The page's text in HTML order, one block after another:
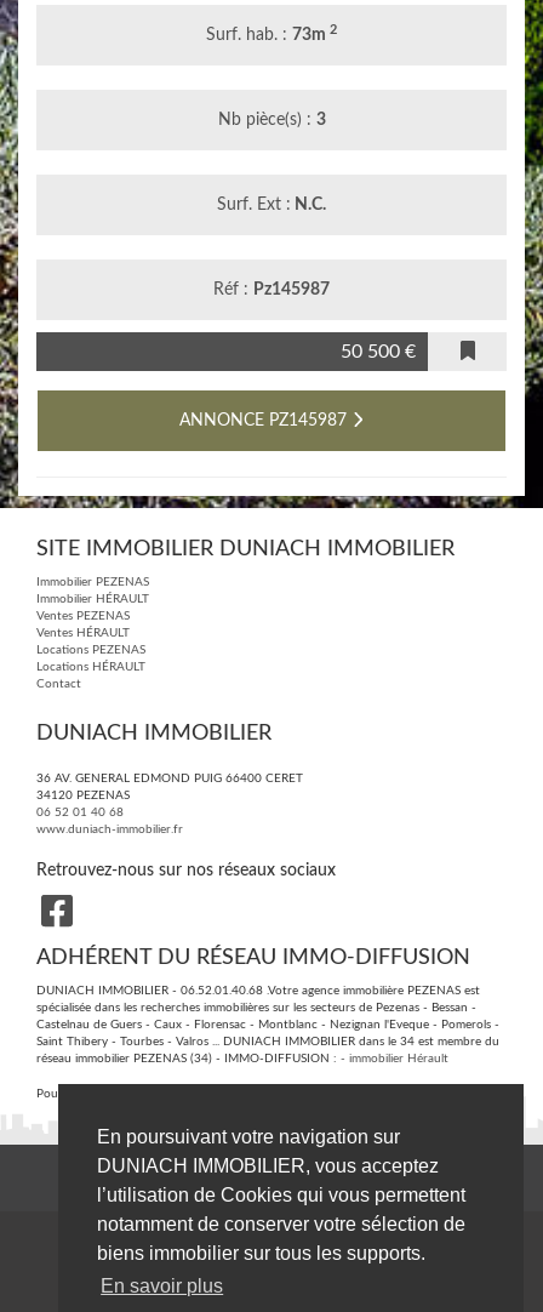
En poursuivant votre navigation sur
DUNIACH IMMOBILIER, vous acceptez
l’utilisation de Cookies qui vous permettent
notamment de conserver votre sélection de
biens immobilier sur tous les supports.
En savoir plus
Surf. hab. : 73m 2
Nb pièce(s) : 3
Surf. Ext : N.C.
Réf : Pz145987
50 500 €
ANNONCE PZ145987
SITE IMMOBILIER DUNIACH IMMOBILIER
Immobilier PEZENAS
Immobilier HÉRAULT
Ventes PEZENAS
Ventes HÉRAULT
Locations PEZENAS
Locations HÉRAULT
Contact
DUNIACH IMMOBILIER
36 AV. GENERAL EDMOND PUIG 66400 CERET
34120 PEZENAS
06 52 01 40 68
www.duniach-immobilier.fr
Retrouvez-nous sur nos réseaux sociaux
ADHÉRENT DU RÉSEAU IMMO-DIFFUSION
DUNIACH IMMOBILIER - 06.52.01.40.68 .Votre agence immobilière PEZENAS est
spécialisée dans les recherches immobilières sur les secteurs de Pezenas - Bessan -
Castelnau de Guers - Caux - Florensac - Montblanc - Nezignan l'Eveque - Pomerols -
Saint Thibery - Tourbes - Valros ... DUNIACH IMMOBILIER dans le 34 est membre du
réseau immobilier PEZENAS (34) - IMMO-DIFFUSION : - immobilier Hérault
Pour plus d'informations contactez notre secrétariat central au :